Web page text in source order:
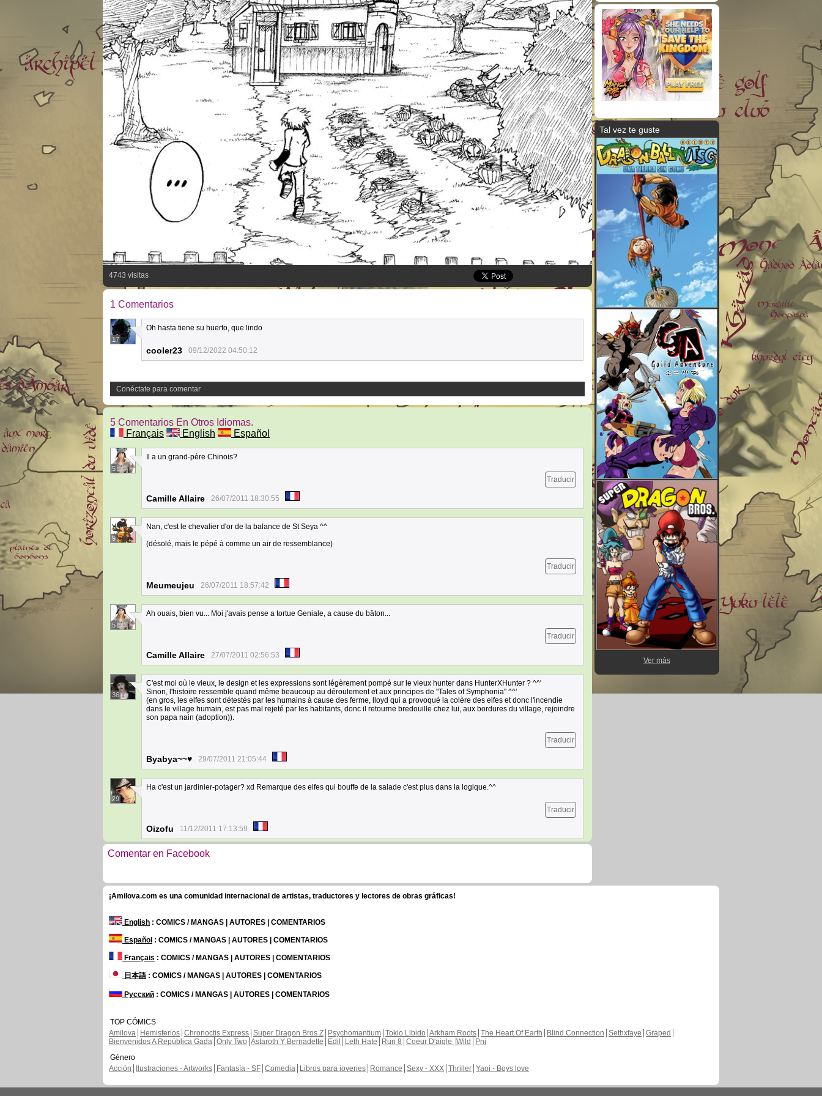
4743 visitas
1 Comentarios
17
Oh hasta tiene su huerto, que lindo
cooler23 09/12/2022 04:50:12
Conéctate para comentar
5 Comentarios En Otros Idiomas.
Français
English Español
5
Il a un grand-père Chinois?
Traducir
Camille Allaire 26/07/2011 18:30:55
9
Nan, c'est le chevalier d'or de la balance de St Seya ^^
(désolé, mais le pépé à comme un air de ressemblance)
Traducir
Meumeujeu 26/07/2011 18:57:42
5
Ah ouais, bien vu... Moi j'avais pense a tortue Geniale, a cause du bâton...
Traducir
Camille Allaire 27/07/2011 02:56:53
36
C'est moi où le vieux, le design et les expressions sont légèrement pompé sur le vieux hunter dans HunterXHunter ? ^^'
Sinon, l'histoire ressemble quand même beaucoup au déroulement et aux principes de "Tales of Symphonia" ^^'
(en gros, les elfes sont détestés par les humains à cause des ferme, lloyd qui a provoqué la colère des elfes et donc l'incendie
dans le village humain, est pas mal rejeté par les habitants, donc il retourne bredouille chez lui, aux bordures du village, rejoindre
son papa nain (adoption)).
Traducir
Byabya~~♥ 29/07/2011 21:05:44
29
Ha c'est un jardinier-potager? xd Remarque des elfes qui bouffe de la salade c'est plus dans la logique.^^
Traducir
Oizofu 11/12/2011 17:13:59
Comentar en Facebook
Tal vez te guste
Ver más
¡Amilova.com es una comunidad internacional de artistas, traductores y lectores de obras gráficas!
English : COMICS / MANGAS | AUTORES | COMENTARIOS
Español : COMICS / MANGAS | AUTORES | COMENTARIOS
Français : COMICS / MANGAS | AUTORES | COMENTARIOS
日本語: COMICS / MANGAS | AUTORES | COMENTARIOS
Русский : COMICS / MANGAS | AUTORES | COMENTARIOS
TOP CÓMICS
Amilova
Hemisferios Chronoctis Express Super Dragon Bros Z Psychomantium Tokio Libido Arkham Roots The Heart Of Earth Blind Connection Sethxfaye Graped
Bienvenidos A República Gada Only Two Astaroth Y Bernadette Edil Leth Hate Run 8 Coeur D'aigle Wild
Pnj
Género
Acción
Ilustraciones - Artworks Fantasía - SF Comedia Libros para jovenes Romance Sexy - XXX Thriller Yaoi - Boys love